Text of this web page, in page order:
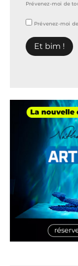
Prévenez-moi de
Prévenez-moi